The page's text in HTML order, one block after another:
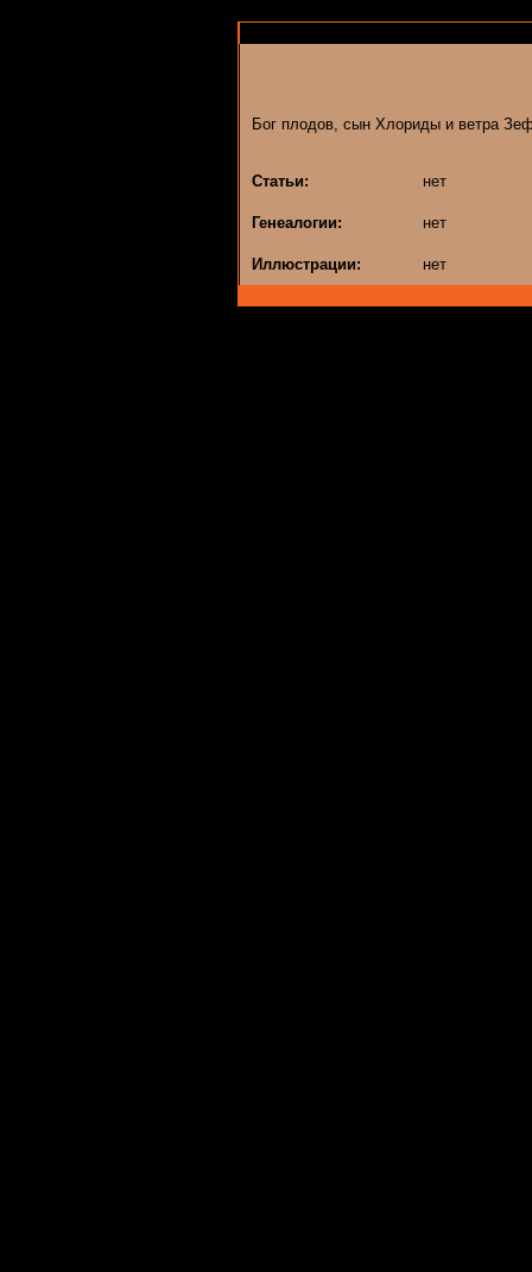
Бог плодов, сын Хлориды и ветра
Статьи: нет
Генеалогии: нет
Иллюстрации: нет